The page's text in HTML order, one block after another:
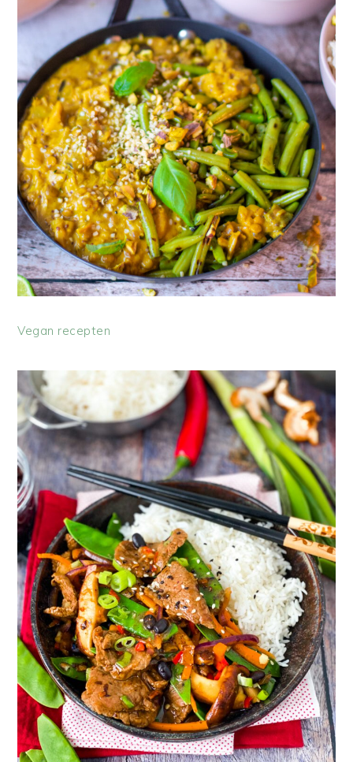
Vegan recepten